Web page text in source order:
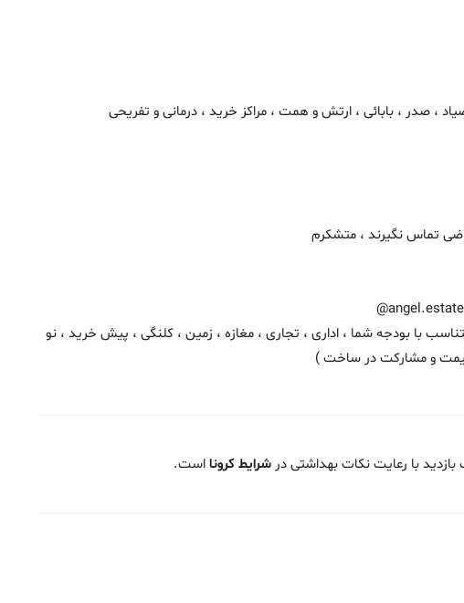
، صدر ، بابائی ، ارتش و همت ، مراکز خرید ، درمانی و تفریحی
تماس نگیرند ، متشکرم
با بودجه شما ، اداری ، تجاری ، مغازه ، زمین ، کلنگی ، پیش خرید ، نو
قیمت و مشارکت در ساخت )
با رعایت نکات بهداشتی در شرایط کرونااست.